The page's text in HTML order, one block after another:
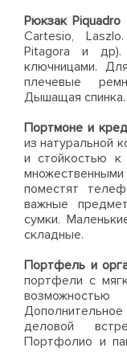
Рюкзак Piquadro
Cartesio,
Pitagora и
ключницами.
плечевые
Дышащая спинка.
Портмоне и
из натуральной
и стойкостью к
поместят
важные
сумки.
складные.
Портфель и
портфели с
деловой
Портфолио и